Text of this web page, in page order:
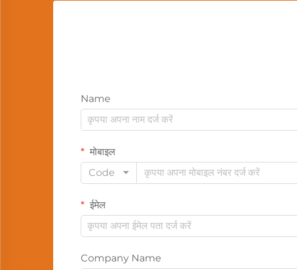
Name
मोबाइल
Code
ईमेल
Company Name